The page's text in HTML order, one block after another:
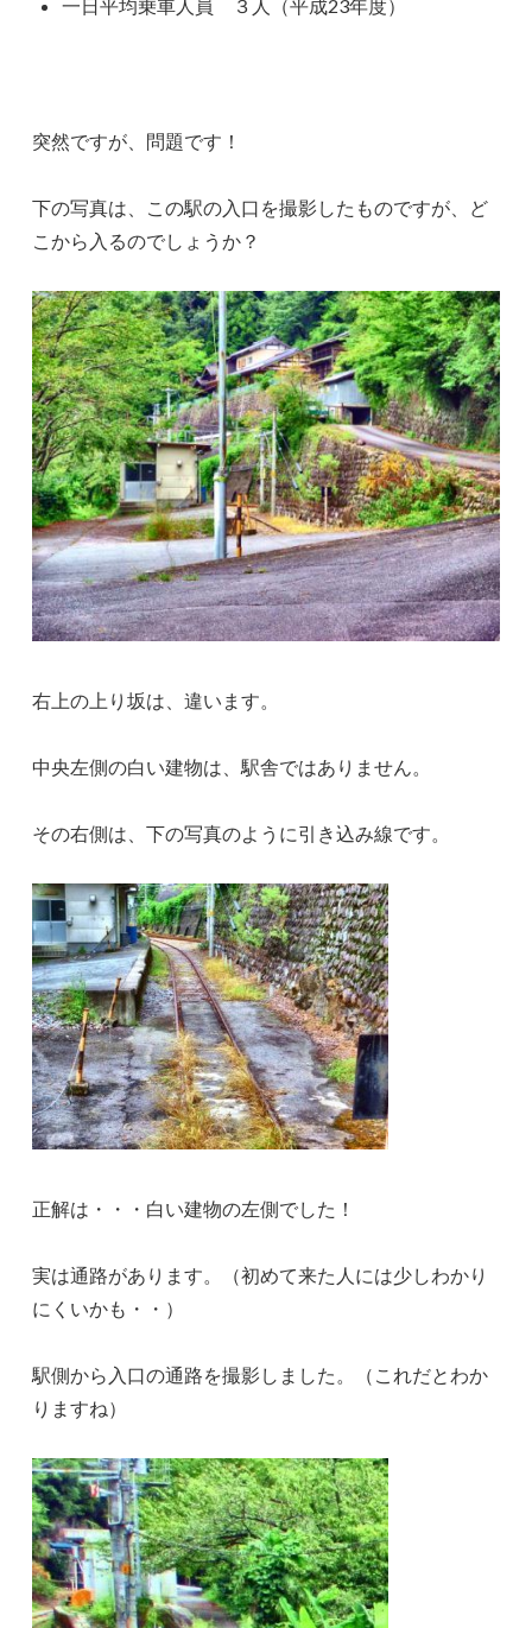
一日平均乗車人員 ３人（平成23年度）
突然ですが、問題です！
下の写真は、この駅の入口を撮影したものですが、ど
こから入るのでしょうか？
右上の上り坂は、違います。
中央左側の白い建物は、駅舎ではありません。
その右側は、下の写真のように引き込み線です。
正解は・・・白い建物の左側でした！
実は通路があります。（初めて来た人には少しわかり
にくいかも・・）
駅側から入口の通路を撮影しました。（これだとわか
りますね）